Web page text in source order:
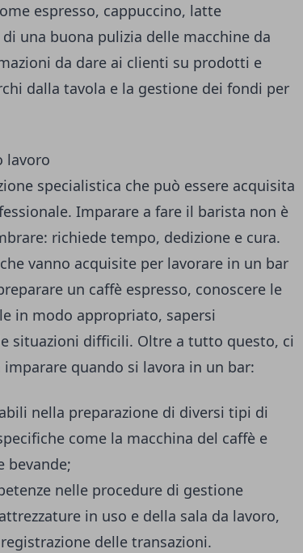
espresso, cappuccino, latte
una buona pulizia delle macchine da
da dare ai clienti su prodotti e
dalla tavola e la gestione dei fondi per
lavoro
specialistica che può essere acquisita
Imparare a fare il barista non è
richiede tempo, dedizione e cura.
vanno acquisite per lavorare in un bar
un caffè espresso, conoscere le
in modo appropriato, sapersi
situazioni difficili. Oltre a tutto questo, ci
quando si lavora in un bar:
nella preparazione di diversi tipi di
come la macchina del caffè e
bevande;
nelle procedure di gestione
in uso e della sala da lavoro,
delle transazioni.